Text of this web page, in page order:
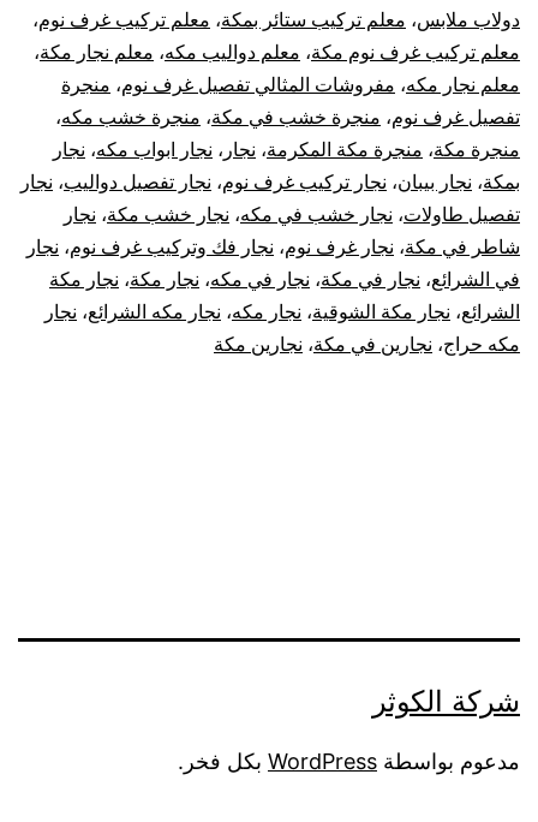
دولاب ملابس، معلم تركيب ستائر بمكة، معلم تركيب غرف نوم،
معلم تركيب غرف نوم مكة، معلم دواليب مكه، معلم نجار مكة،
معلم نجار مكه، مفروشات المثالي تفصيل غرف نوم، منجرة
تفصيل غرف نوم، منجرة خشب في مكة، منجرة خشب مكه،
منجرة مكة، منجرة مكة المكرمة، نجار ، نجار ابواب مكه، نجار
بمكة، نجار بيبان، نجار تركيب غرف نوم، نجار تفصيل دواليب، نجار
تفصيل طاولات، نجار خشب في مكه، نجار خشب مكة، نجار
شاطر في مكة، نجار غرف نوم، نجار فك وتركيب غرف نوم، نجار
في الشرائع، نجار في مكة، نجار في مكه، نجار مكة، نجار مكة
الشرائع، نجار مكة الشوقية، نجار مكه، نجار مكه الشرائع، نجار
مكه حراج، نجارين في مكة، نجارين مكة
شركة الكوثر
مدعوم بواسطة WordPress بكل فخر.